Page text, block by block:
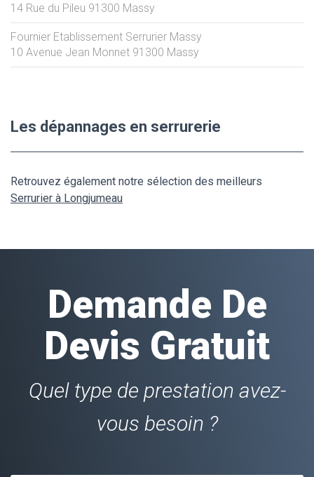
14 Rue du Pileu 91300 Massy
Fournier Etablissement Serrurier Massy
10 Avenue Jean Monnet 91300 Massy
Les dépannages en serrurerie
Retrouvez également notre sélection des meilleurs
Serrurier à Longjumeau
Demande De
Devis Gratuit
Quel type de prestation avez-
vous besoin ?